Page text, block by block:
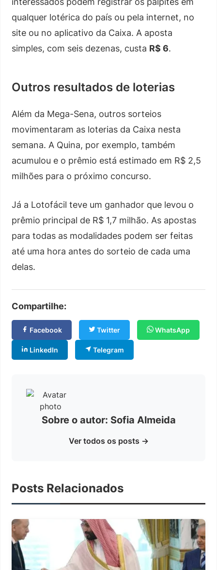
qualquer lotérica do país ou pela internet, no
site ou no aplicativo da Caixa. A aposta
simples, com seis dezenas, custa R$ 6.
Outros resultados de loterias
Além da Mega-Sena, outros sorteios
movimentaram as loterias da Caixa nesta
semana. A Quina, por exemplo, também
acumulou e o prêmio está estimado em R$ 2,5
milhões para o próximo concurso.
Já a Lotofácil teve um ganhador que levou o
prêmio principal de R$ 1,7 milhão. As apostas
para todas as modalidades podem ser feitas
até uma hora antes do sorteio de cada uma
delas.
Compartilhe:
Facebook Twitter WhatsApp
LinkedIn Telegram
Sobre o autor: Sofia Almeida
Ver todos os posts →
Posts Relacionados